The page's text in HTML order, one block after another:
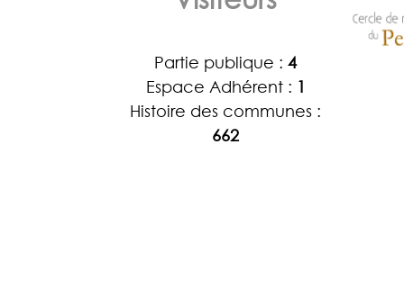
Partie publique : 4
Espace Adhérent : 1
Histoire des communes :
662